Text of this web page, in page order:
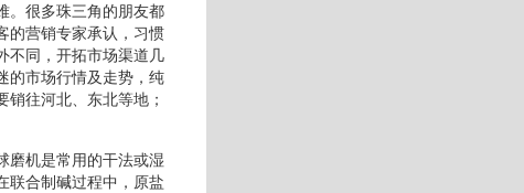
。很多珠三角的朋友都
的营销专家承认，习惯
不同，开拓市场渠道几
的市场行情及走势，纯
往河北、东北等地；
磨机是常用的干法或湿
联合制碱过程中，原盐